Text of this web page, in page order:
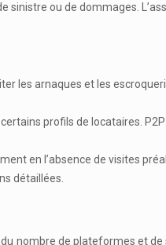
sinistre ou de dommages.
les arnaques et les
profils de locataires.
en l’absence de visites
détaillées.
nombre de plateformes et